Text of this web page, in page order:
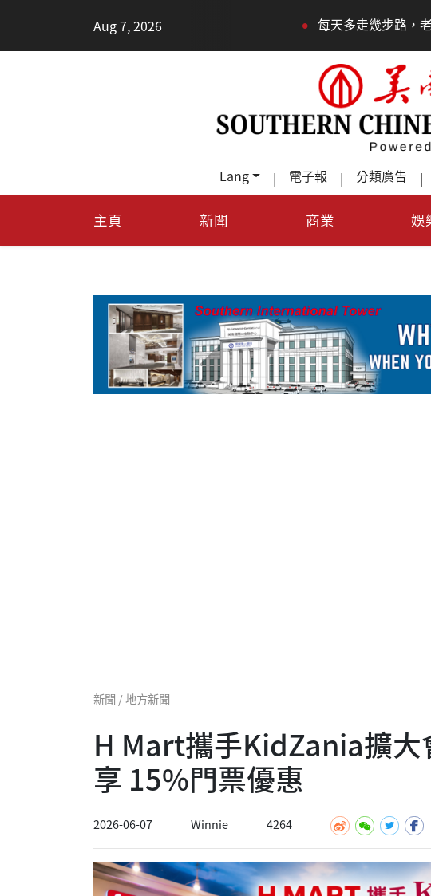
Aug 7, 2026
• 每天多走幾步路，老少都受益 • 德州
Lang | 電子報 | 分類廣告 |
主頁 新聞 商業 娛
新聞 / 地方新聞
H Mart攜手KidZania擴大
享 15%門票優惠
2026-06-07 Winnie 4264